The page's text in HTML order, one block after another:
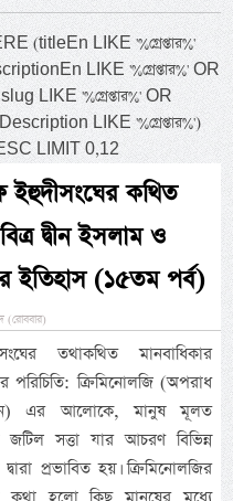
LIKE '%গ্রেপ্তার%'
LIKE '%গ্রেপ্তার%' OR
LIKE '%গ্রেপ্তার%' OR
LIKE '%গ্রেপ্তার%')
LIMIT 0,12
ইহুদীসংঘের কথিত
দ্বীন ইসলাম ও
ইতিহাস (১৫তম পর্ব)
তথাকথিত মানবাধিকার
পরিচিতি: ক্রিমিনোলজি (অপরাধ
এর আলোকে, মানুষ মূলত
জটিল সত্তা যার আচরণ বিভিন্ন
প্রভাবিত হয়। ক্রিমিনোলজির